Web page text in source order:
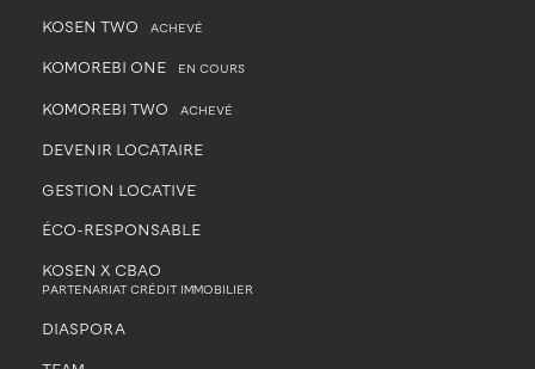
KOSEN TWO ACHEVÉ
KOMOREBI ONE EN COURS
KOMOREBI TWO ACHEVÉ
DEVENIR LOCATAIRE
GESTION LOCATIVE
ÉCO-RESPONSABLE
KOSEN X CBAO
PARTENARIAT CRÉDIT IMMOBILIER
DIASPORA